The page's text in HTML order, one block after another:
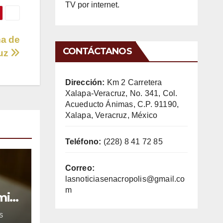
de
TV por internet.
CONTÁCTANOS
Dirección: Km 2 Carretera
Xalapa-Veracruz, No. 341, Col.
Acueducto Ánimas, C.P. 91190,
Xalapa, Veracruz, México
Teléfono: (228) 8 41 72 85
Correo:
lasnoticiasenacropolis@gmail.co
m